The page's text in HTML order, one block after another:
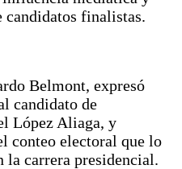
finalistas.
Belmont, expresó
candidato de
López Aliaga, y
conteo electoral que lo
la carrera presidencial.